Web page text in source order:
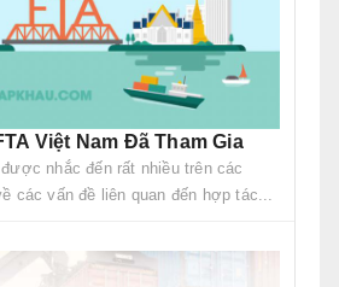
Việt Nam Đã Tham Gia
nhắc đến rất nhiều trên các
các vấn đề liên quan đến hợp tác...